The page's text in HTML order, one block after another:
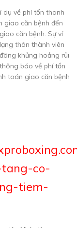
dụ về phí tổn thanh
giao căn bệnh đến
căn bệnh. Sự ví
thân thành viên
khủng hoảng rủi
báo về phí tổn
toán giao căn bệnh
co-
tiem-